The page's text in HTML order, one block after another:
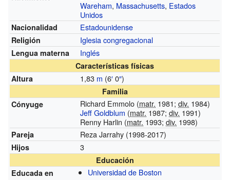
Wareham, Massachusetts, Estados
Unidos
Nacionalidad Estadounidense
Religión Iglesia congregacional
Lengua materna Inglés
Características físicas
Altura
1,83 m (6′0″)
Familia
Cónyuge
Richard Emmolo (matr. 1981;div. 1984)
Jeff Goldblum (matr. 1987;div. 1991)
Renny Harlin (matr. 1993;div. 1998)
Pareja Reza Jarrahy (1998-2017)
Hijos 3
Educación
Educada en
Universidad de Boston